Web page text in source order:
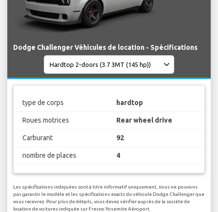
Dodge Challenger Véhicules de location - Spécifications
type de corps hardtop
Roues motrices Rear wheel drive
Carburant 92
nombre de places 4
Les spécifications indiquées sont à titre informatif uniquement, nous ne pouvons
pas garantir le modèle et les spécifications exacts du véhicule Dodge Challenger que
vous recevrez. Pour plus de détails, vous devez vérifier auprès de la société de
location de voitures indiquée sur Fresno Yosemite Aéroport.